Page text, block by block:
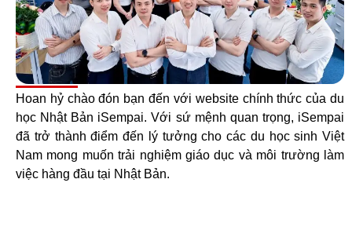
Hoan hỷ chào đón bạn đến với website chính thức của du
học Nhật Bản iSempai. Với sứ mệnh quan trọng, iSempai
đã trở thành điểm đến lý tưởng cho các du học sinh Việt
Nam mong muốn trải nghiệm giáo dục và môi trường làm
việc hàng đầu tại Nhật Bản.